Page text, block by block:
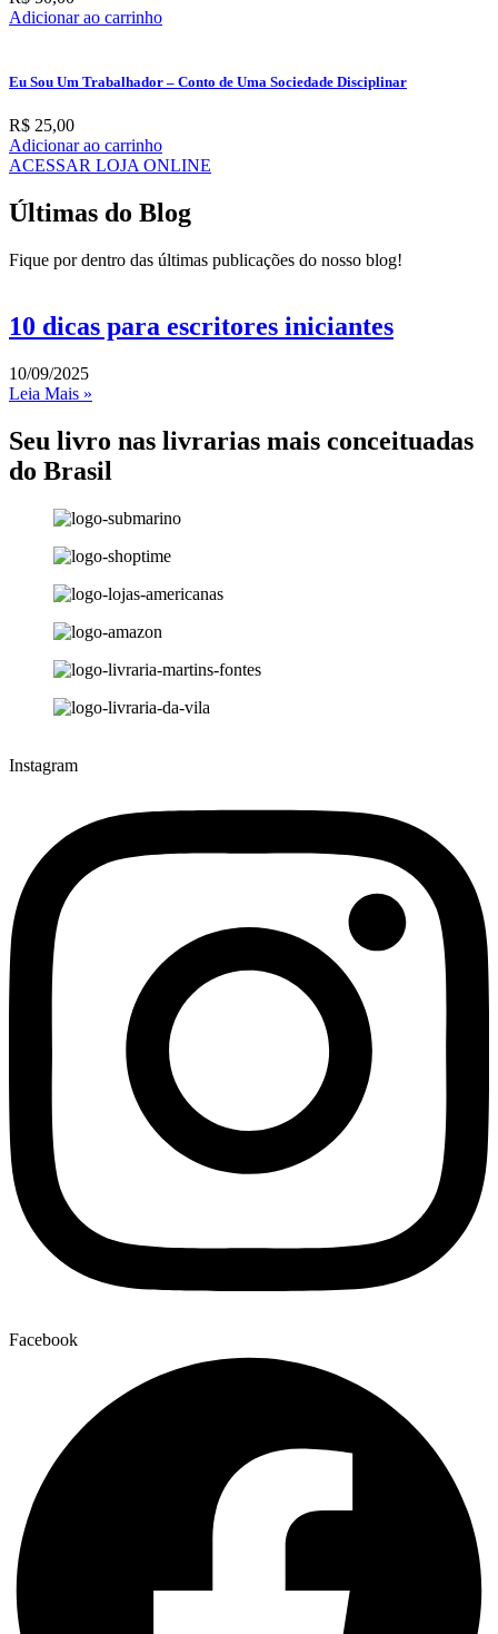
Adicionar ao carrinho
Eu Sou Um Trabalhador – Conto de Uma Sociedade Disciplinar
R$ 25,00
Adicionar ao carrinho
ACESSAR LOJA ONLINE
Últimas do Blog
Fique por dentro das últimas publicações do nosso blog!
10 dicas para escritores iniciantes
10/09/2025
Leia Mais »
Seu livro nas livrarias mais conceituadas
do Brasil
Instagram
Facebook